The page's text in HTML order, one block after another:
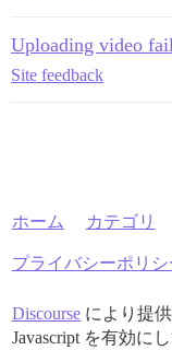
Uploading video
Site feedback
ホーム カテゴリ
プライバシーポリシ
Discourseにより提供
Javascript を有効に